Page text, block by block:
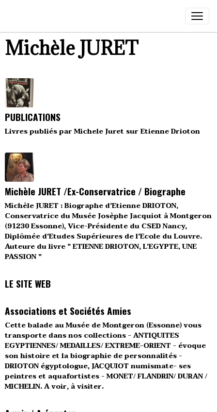
Michèle JURET
PUBLICATIONS
Livres publiés par Michele Juret sur Etienne Drioton
Michèle JURET /Ex-Conservatrice / Biographe
Michèle JURET : Biographe d'Etienne DRIOTON,
Conservatrice du Musée Josèphe Jacquiot à Montgeron
(91230 Essonne), Vice-Présidente du CSED Nancy,
Diplômée d'Etudes Supérieures de l'Ecole du Louvre.
Auteure du livre " ETIENNE DRIOTON, L'EGYPTE, UNE
PASSION "
LE SITE WEB
Associations et Sociétés Amies
Cette balade au Musée de Montgeron (Essonne) vous
transporte dans nos collections - ANTIQUITES
EGYPTIENNES/ MEDAILLES/ EXTREME-ORIENT - évoque
son histoire et la biographie de personnalités -
DRIOTON égyptologue, JACQUIOT numismate- ses
peintres et aquafortistes - MONET/ FLANDRIN/ DURAN /
MICHELIN. A voir, à visiter.